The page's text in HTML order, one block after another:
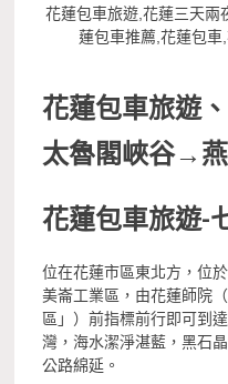
花蓮包車旅遊,花蓮三天兩
蓮包車推薦,花蓮包
花蓮包車旅遊
太魯閣峽谷→
花蓮包車旅遊-
位在花蓮市區東北方，位
美崙工業區，由花蓮師院
區」）前指標前行即可到
灣，海水潔淨湛藍，黑石
公路綿延。